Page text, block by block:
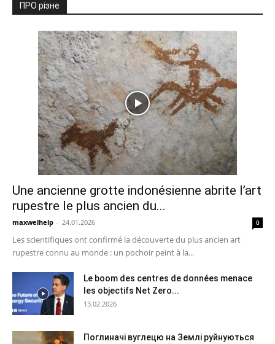
ПРО різне
Une ancienne grotte indonésienne abrite l’art
rupestre le plus ancien du...
maxwelhelp - 24.01.2026 0
Les scientifiques ont confirmé la découverte du plus ancien art
rupestre connu au monde : un pochoir peint à la...
Le boom des centres de données menace
les objectifs Net Zero...
13.02.2026
Поглиначі вуглецю на Землі руйнуються